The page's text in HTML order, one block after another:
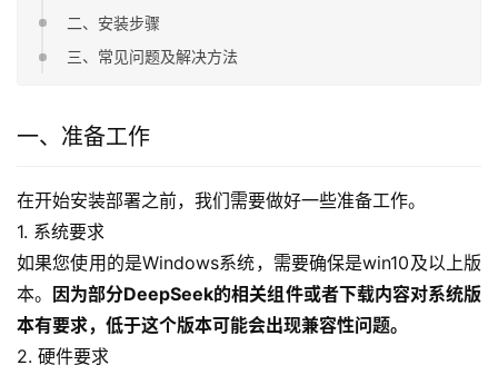
二、安装步骤
三、常见问题及解决方法
一、准备工作
在开始安装部署之前，我们需要做好一些准备工作。
1. 系统要求
如果您使用的是Windows系统，需要确保是win10及以上版
本。
因为部分DeepSeek的相关组件或者下载内容对系统版
本有要求，低于这个版本可能会出现兼容性问题。
2. 硬件要求